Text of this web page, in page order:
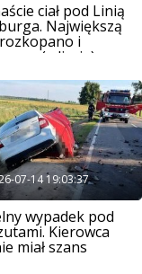
ciał pod Linią
Największą
i
(zdjęcia)
07-14 19:03:37
wypadek pod
Kierowca
miał szans